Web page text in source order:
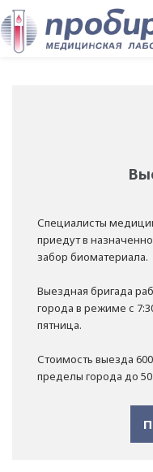
Специалисты
приедут в
забор биоматериала.
Выездная бригада
города в режиме с
пятница.
Стоимость выезда
пределы города до